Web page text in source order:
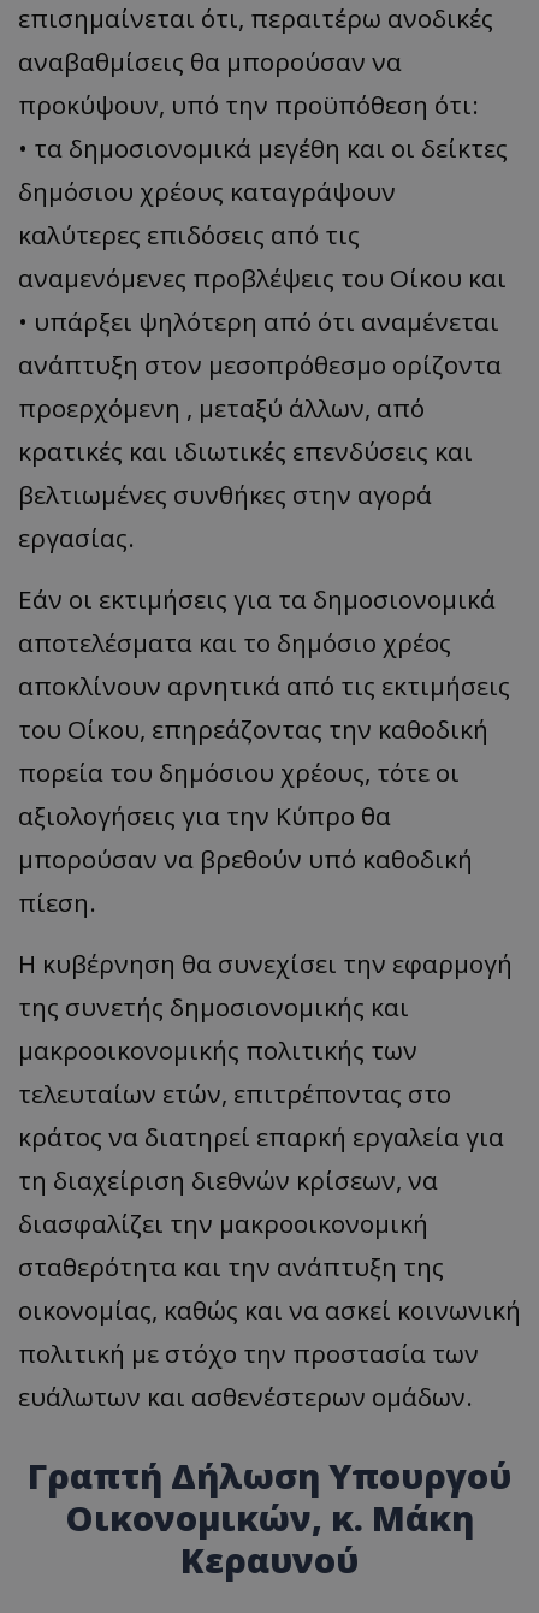
επισημαίνεται ότι, περαιτέρω ανοδικές
αναβαθμίσεις θα μπορούσαν να
προκύψουν, υπό την προϋπόθεση ότι:
• τα δημοσιονομικά μεγέθη και οι δείκτες
δημόσιου χρέους καταγράψουν
καλύτερες επιδόσεις από τις
αναμενόμενες προβλέψεις του Οίκου και
• υπάρξει ψηλότερη από ότι αναμένεται
ανάπτυξη στον μεσοπρόθεσμο ορίζοντα
προερχόμενη , μεταξύ άλλων, από
κρατικές και ιδιωτικές επενδύσεις και
βελτιωμένες συνθήκες στην αγορά
εργασίας.
Εάν οι εκτιμήσεις για τα δημοσιονομικά
αποτελέσματα και το δημόσιο χρέος
αποκλίνουν αρνητικά από τις εκτιμήσεις
του Οίκου, επηρεάζοντας την καθοδική
πορεία του δημόσιου χρέους, τότε οι
αξιολογήσεις για την Κύπρο θα
μπορούσαν να βρεθούν υπό καθοδική
πίεση.
Η κυβέρνηση θα συνεχίσει την εφαρμογή
της συνετής δημοσιονομικής και
μακροοικονομικής πολιτικής των
τελευταίων ετών, επιτρέποντας στο
κράτος να διατηρεί επαρκή εργαλεία για
τη διαχείριση διεθνών κρίσεων, να
διασφαλίζει την μακροοικονομική
σταθερότητα και την ανάπτυξη της
οικονομίας, καθώς και να ασκεί κοινωνική
πολιτική με στόχο την προστασία των
ευάλωτων και ασθενέστερων ομάδων.
Γραπτή Δήλωση Υπουργού
Οικονομικών, κ. Μάκη
Κεραυνού